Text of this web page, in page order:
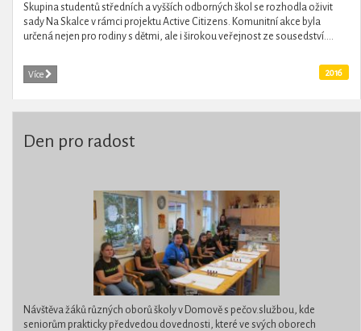
Skupina studentů středních a vyšších odborných škol se rozhodla oživit
sady Na Skalce v rámci projektu Active Citizens. Komunitní akce byla
určená nejen pro rodiny s dětmi, ale i širokou veřejnost ze sousedství....
Více 2016
Den pro radost
Návštěva žáků různých oborů školy v Domově s pečov.službou, kde
seniorům prakticky předvedou dovednosti, které ve svých oborech